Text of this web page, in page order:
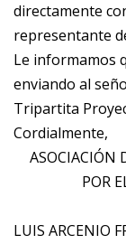
directamente
representante
Le informamos
enviando al
Tripartita
Cordialmente,
ASOCIACIÓN
POR
LUIS